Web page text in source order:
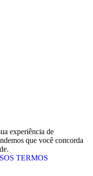
experiência de
que você concorda
TERMOS